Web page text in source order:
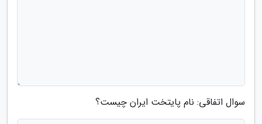
سوال اتفاقی: نام پایتخت ایران چیست؟